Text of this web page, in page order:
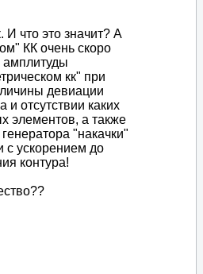
И что это значит? А
КК очень скоро
амплитуды
кк" при
девиации
и отсутствии каких
элементов, а также
"накачки"
с ускорением до
контура!